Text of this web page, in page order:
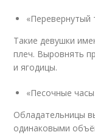
«Перевернутый
Такие девушки
плеч. Выровнять
и ягодицы.
«Песочные
Обладательницы
одинаковыми